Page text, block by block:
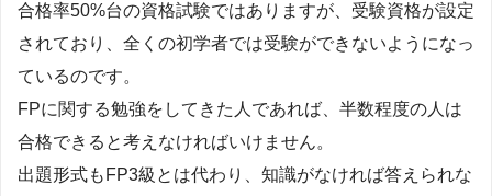
合格率50%台の資格試験ではありますが、受験資格が設定
されており、全くの初学者では受験ができないようになっ
ているのです。
FPに関する勉強をしてきた人であれば、半数程度の人は
合格できると考えなければいけません。
出題形式もFP3級とは代わり、知識がなければ答えられな